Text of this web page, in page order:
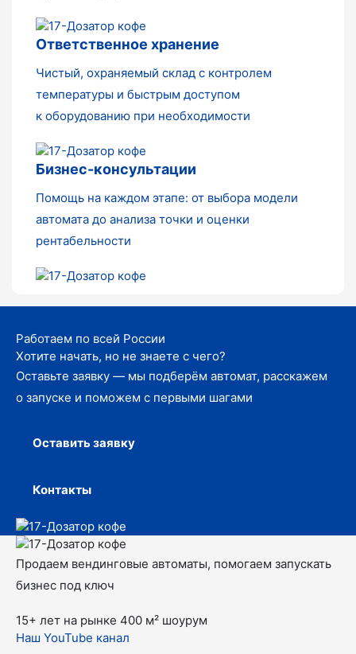
Ответственное хранение
Чистый, охраняемый склад с контролем
температуры и быстрым доступом
к оборудованию при необходимости
Бизнес-консультации
Помощь на каждом этапе: от выбора модели
автомата до анализа точки и оценки
рентабельности
Работаем по всей России
Хотите начать, но не знаете с чего?
Оставьте заявку — мы подберём автомат, расскажем
о запуске и поможем с первыми шагами
Оставить заявку
Контакты
Продаем вендинговые автоматы, помогаем запускать
бизнес под ключ
15+ лет на рынке 400 м² шоурум
Наш YouTube канал